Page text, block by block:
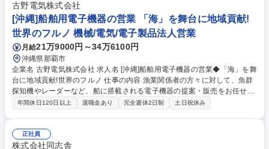
場作りや陳列方法の改善提案、および新規商品の導入プロモーション推進
◆定期的な訪問による顧客との強固な信頼関係構築、販売実績データの収
集と緻密な分析、および製造部門へのフィードバックと開発支援 募集職種
【春日部】お菓子の法人営業老舗お菓子メーカー/転勤なし/安定した経営
基盤
古野電気株式会社
[沖縄]船舶用電子機器の営業 「海」を舞台に地域貢献!
世界のフルノ 機械/電気/電子製品法人営業
月給21万9000円～34万6100円
沖縄県那覇市
企業名 古野電気株式会社 求人名 [沖縄]船舶用電子機器の営業◆「海」を舞
台に地域貢献!世界のフルノ 仕事の内容 漁業関係者の方々に対して、魚群
探知機やレーダーなど、船に搭載される電子機器の提案・販売をお任せし
ます。当社の製品は世界的に一大ブランドを築いており、日本の漁業にダ
情報、予算、事業計画等など) ■問い合わせ対応、お客様へのアプローチ ■
ニーズに合わせた最適な機器の提案 ■契約から納品までのサポート ■試運
年間休日120日以上 退職金あり 完全週休2日制 土日祝休み
正社員
株式会社同志舎